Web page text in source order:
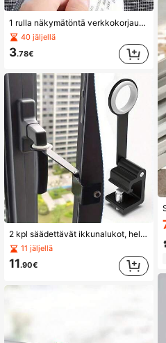
1 rulla näkymätöntä verkkokorjausnauhaa, itseliimautuva hyttysverkon paikka ikkunanäytöille, verhoille ja hyttysverkon korjaukselle
40 jäljellä
3.78€
2 kpl säädettävät ikkunalukot, helppo asentaa ilman poraamista, irrotettava ikkunan tulppakahva, huonekalujen ja ovien salpojen kiinnittimet, kodin turvaikkunalukot, poraton ikkunan rajoitin, alumiiniseoksesta valmistettu ikkunalukon lukko
11 jäljellä
11.90€